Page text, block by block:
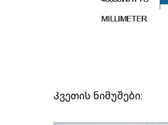
Კვეთის ნიმუშები: